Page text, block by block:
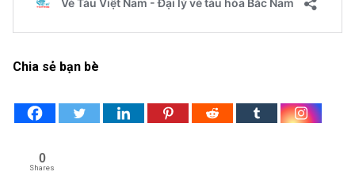
Chia sẻ bạn bè
0
Shares